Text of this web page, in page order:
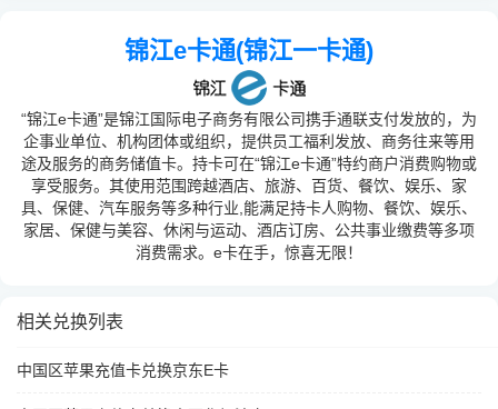
锦江e卡通(锦江一卡通)
“锦江e卡通”是锦江国际电子商务有限公司携手通联支付发放的，为
企事业单位、机构团体或组织，提供员工福利发放、商务往来等用
途及服务的商务储值卡。持卡可在“锦江e卡通”特约商户消费购物或
享受服务。其使用范围跨越酒店、旅游、百货、餐饮、娱乐、家
具、保健、汽车服务等多种行业,能满足持卡人购物、餐饮、娱乐、
家居、保健与美容、休闲与运动、酒店订房、公共事业缴费等多项
消费需求。e卡在手，惊喜无限！
相关兑换列表
中国区苹果充值卡兑换京东E卡